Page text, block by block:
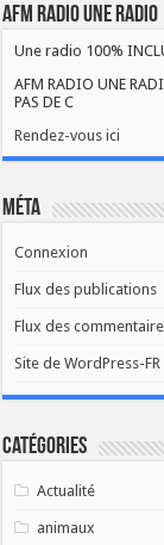
AFM RADIO UNE
Une radio 100%
AFM RADIO UNE
PAS DE C
Rendez-vous ici
Méta
Connexion
Flux des publications
Flux des
Site de WordPress-FR
Catégories
Actualité
animaux